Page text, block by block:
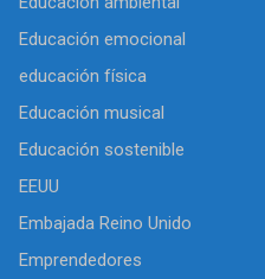
Educación emocional
educación física
Educación musical
Educación sostenible
EEUU
Embajada Reino Unido
Emprendedores